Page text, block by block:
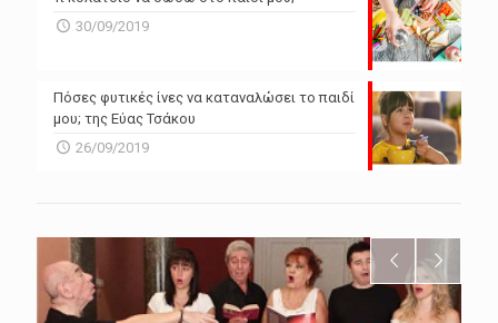
30/09/2019
Πόσες φυτικές ίνες να καταναλώσει το παιδί
μου; της Εύας Τσάκου
26/09/2019